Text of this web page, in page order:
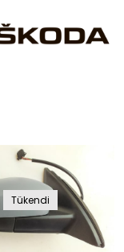
Tükendi